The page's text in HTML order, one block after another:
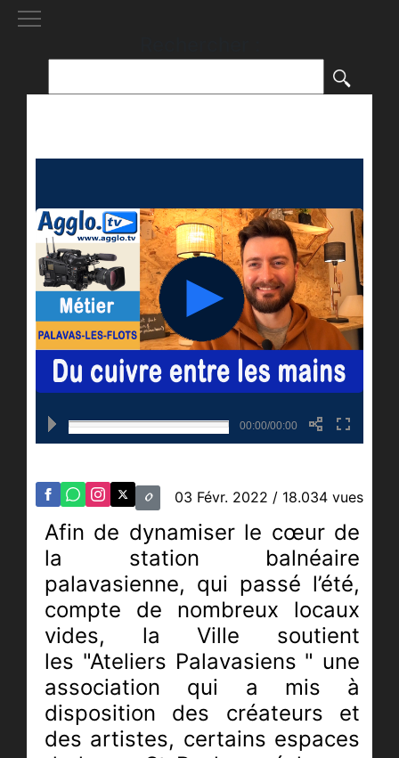
00:00/00:00
03 Févr. 2022 / 18.034 vues
Afin de dynamiser le cœur de
la station balnéaire
palavasienne, qui passé l’été,
compte de nombreux locaux
vides, la Ville soutient
les "Ateliers Palavasiens " une
association qui a mis à
disposition des créateurs et
des artistes, certains espaces